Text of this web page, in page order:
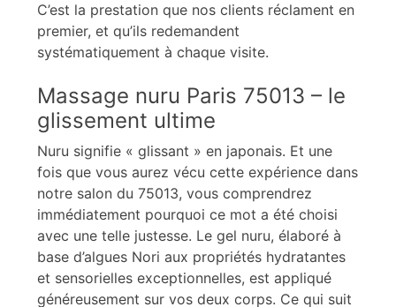
C’est la prestation que nos clients réclament en
premier, et qu’ils redemandent
systématiquement à chaque visite.
Massage nuru Paris 75013 – le
glissement ultime
Nuru signifie « glissant » en japonais. Et une
fois que vous aurez vécu cette expérience dans
notre salon du 75013, vous comprendrez
immédiatement pourquoi ce mot a été choisi
avec une telle justesse. Le gel nuru, élaboré à
base d’algues Nori aux propriétés hydratantes
et sensorielles exceptionnelles, est appliqué
généreusement sur vos deux corps. Ce qui suit